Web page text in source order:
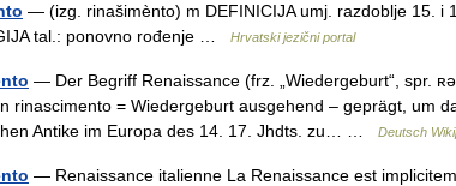
— (izg. rinašimènto) m DEFINICIJA umj. razdoblje 15. i
tal.: ponovno rođenje …
Hrvatski jezični portal
— Der Begriff Renaissance (frz. „Wiedergeburt“, spr.
rinascimento = Wiedergeburt ausgehend – geprägt, um
Antike im Europa des 14. 17. Jhdts. zu… …
Deutsch
— Renaissance italienne La Renaissance est